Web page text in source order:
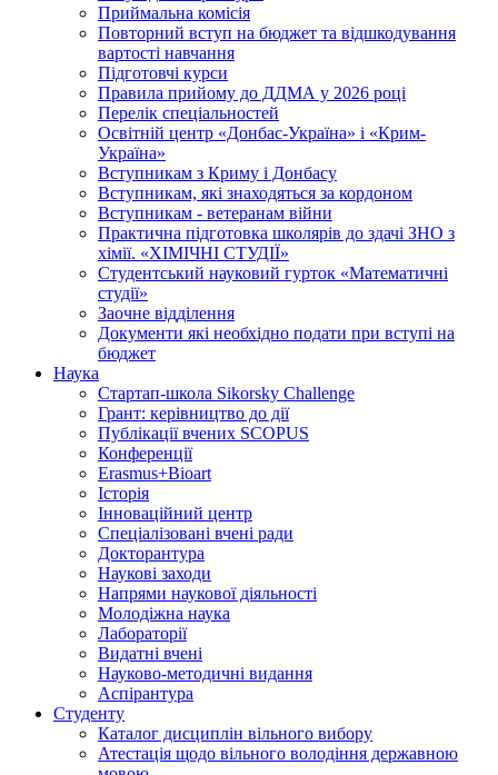
Приймальна комісія
Повторний вступ на бюджет та відшкодування
вартості навчання
Підготовчі курси
Правила прийому до ДДМА у 2026 році
Перелік спеціальностей
Освітній центр «Донбас-Україна» і «Крим-
Україна»
Вступникам з Криму і Донбасу
Вступникам, які знаходяться за кордоном
Вступникам - ветеранам війни
Практична підготовка школярів до здачі ЗНО з
хімії. «ХІМІЧНІ СТУДІЇ»
Студентський науковий гурток «Математичні
студії»
Заочне відділення
Документи які необхідно подати при вступі на
бюджет
Наука
Стартап-школа Sikorsky Challenge
Грант: керівництво до дії
Публікації вчених SCOPUS
Конференції
Erasmus+Bioart
Історія
Інноваційний центр
Спеціалізовані вчені ради
Докторантура
Наукові заходи
Напрями наукової діяльності
Молодіжна наука
Лабораторії
Видатні вчені
Науково-методичні видання
Аспірантура
Студенту
Каталог дисциплін вільного вибору
Атестація щодо вільного володіння державною